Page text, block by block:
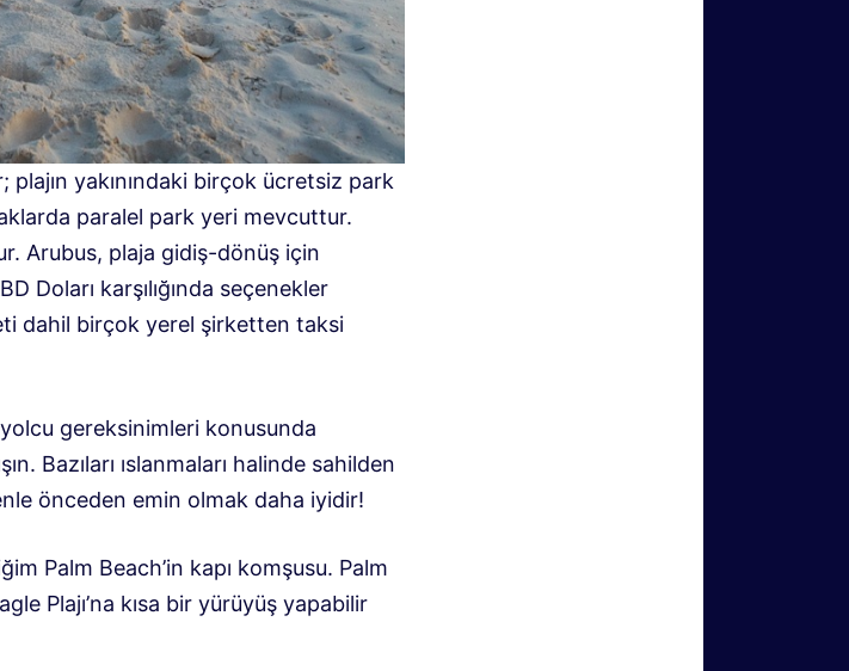
plajın yakınındaki birçok ücretsiz park
paralel park yeri mevcuttur.
Arubus, plaja gidiş-dönüş için
Doları karşılığında seçenekler
dahil birçok yerel şirketten taksi
gereksinimleri konusunda
Bazıları ıslanmaları halinde sahilden
önceden emin olmak daha iyidir!
Palm Beach’in kapı komşusu. Palm
Plajı’na kısa bir yürüyüş yapabilir